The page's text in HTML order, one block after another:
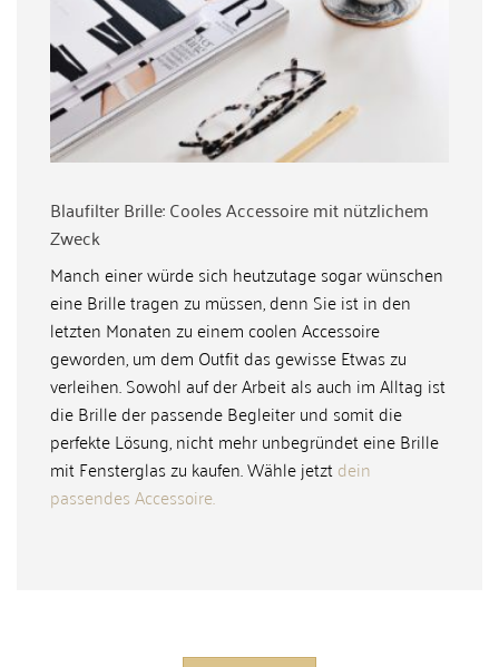
Blaufilter Brille: Cooles Accessoire mit nützlichem
Zweck
Manch einer würde sich heutzutage sogar wünschen
eine Brille tragen zu müssen, denn Sie ist in den
letzten Monaten zu einem coolen Accessoire
geworden, um dem Outfit das gewisse Etwas zu
verleihen. Sowohl auf der Arbeit als auch im Alltag ist
die Brille der passende Begleiter und somit die
perfekte Lösung, nicht mehr unbegründet eine Brille
mit Fensterglas zu kaufen. Wähle jetztdein
passendes Accessoire.